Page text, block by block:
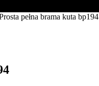
pełna brama kuta bp194